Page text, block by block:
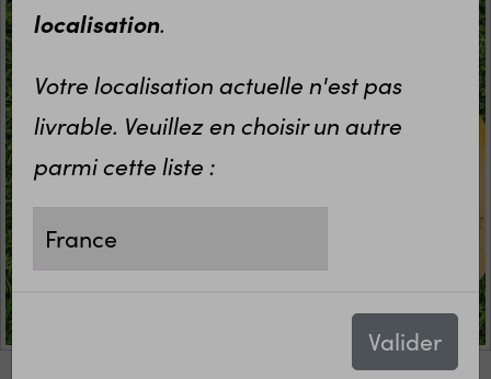
localisation.
Votre localisation actuelle n'est pas
livrable. Veuillez en choisir un autre
parmi cette liste :
Valider